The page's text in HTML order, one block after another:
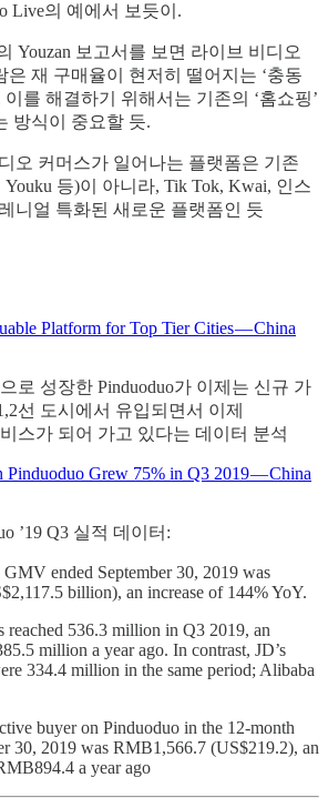
Live의 예에서 보듯이.
Youzan 보고서를 보면 라이브 비디오
은 재 구매율이 현저히 떨어지는 ‘충동
를 해결하기 위해서는 기존의 ‘홈쇼핑’
방식이 중요할 듯.
오 커머스가 일어나는 플랫폼은 기존
등)이 아니라, Tik Tok, Kwai, 인스
니얼 특화된 새로운 플랫폼인 듯
Platform for Top Tier Cities — China
로 성장한 Pinduoduo가 이제는 신규 가
선 도시에서 유입되면서 이제
비스가 되어 가고 있다는 데이터 분석
Pinduoduo Grew 75% in Q3 2019 — China
’19 Q3 실적 데이터:
GMV ended September 30, 2019 was
billion), an increase of 144% YoY.
reached 536.3 million in Q3 2019, an
million a year ago. In contrast, JD’s
334.4 million in the same period; Alibaba
buyer on Pinduoduo in the 12-month
30, 2019 was RMB1,566.7 (US$219.2), an
a year ago